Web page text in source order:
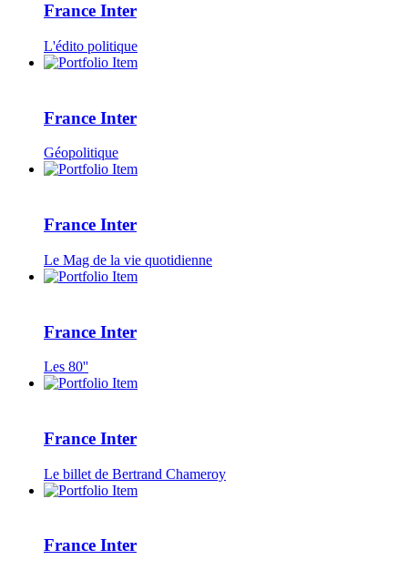
France Inter
L'édito politique
France Inter
Géopolitique
France Inter
Le Mag de la vie quotidienne
France Inter
Les 80''
France Inter
Le billet de Bertrand Chameroy
France Inter